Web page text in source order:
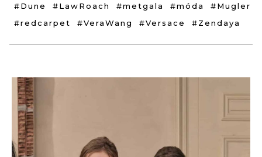
#Dune #LawRoach #metgala #móda
#Mugler
#redcarpet
#VeraWang #Versace #Zendaya